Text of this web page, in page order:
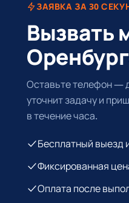
ЗАЯВКА ЗА 30
Вызвать
Оставьте телефон —
уточнит задачу и
в течение часа.
Бесплатный выезд
Фиксированная
Оплата после